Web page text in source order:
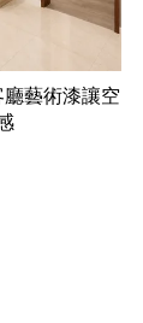
藝術漆讓空